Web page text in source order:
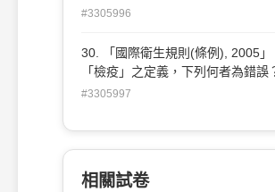
搜 救措施 (D)海上搜救協調
#3305996
30. 「國際衛生規則(條例), 2005」
「檢疫」之定義，下列何者為錯誤
限制 有嫌疑且已具症狀的個人與其他的個
其他的 個人和物體隔離 (C)對有嫌疑的交通
工具與其他的個人和物體隔離 (D)
#3305997
相關試卷